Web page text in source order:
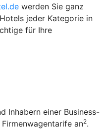
werden Sie ganz
jeder Kategorie in
für Ihre
Inhabern einer Business-
an2.